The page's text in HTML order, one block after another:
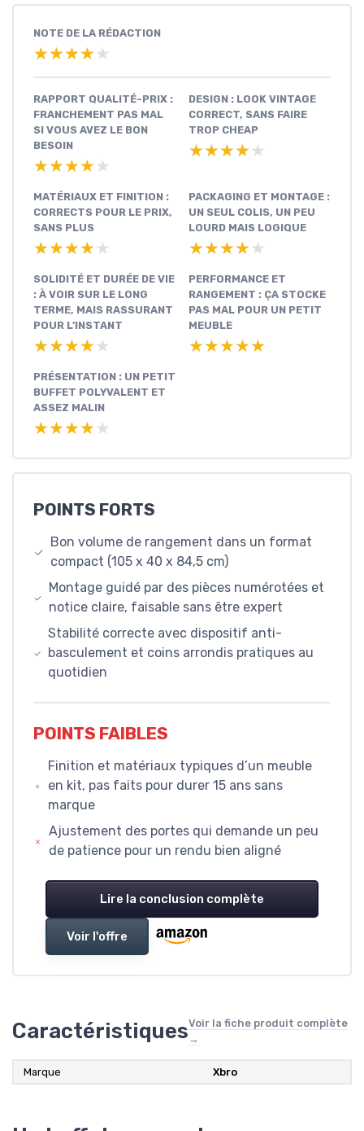
NOTE DE LA RÉDACTION
★★★★★
★★★★★
RAPPORT QUALITÉ-PRIX :
FRANCHEMENT PAS MAL
SI VOUS AVEZ LE BON
BESOIN
★★★★★
★★★★★
DESIGN : LOOK VINTAGE
CORRECT, SANS FAIRE
TROP CHEAP
★★★★★
★★★★★
MATÉRIAUX ET FINITION :
CORRECTS POUR LE PRIX,
SANS PLUS
★★★★★
★★★★★
PACKAGING ET MONTAGE :
UN SEUL COLIS, UN PEU
LOURD MAIS LOGIQUE
★★★★★
★★★★★
SOLIDITÉ ET DURÉE DE VIE
: À VOIR SUR LE LONG
TERME, MAIS RASSURANT
POUR L’INSTANT
★★★★★
★★★★★
PERFORMANCE ET
RANGEMENT : ÇA STOCKE
PAS MAL POUR UN PETIT
MEUBLE
★★★★★
★★★★★
PRÉSENTATION : UN PETIT
BUFFET POLYVALENT ET
ASSEZ MALIN
★★★★★
★★★★★
POINTS FORTS
Bon volume de rangement dans un format
compact (105 x 40 x 84,5 cm)
Montage guidé par des pièces numérotées et
notice claire, faisable sans être expert
Stabilité correcte avec dispositif anti-
basculement et coins arrondis pratiques au
quotidien
POINTS FAIBLES
Finition et matériaux typiques d’un meuble
en kit, pas faits pour durer 15 ans sans
marque
Ajustement des portes qui demande un peu
de patience pour un rendu bien aligné
Lire la conclusion complète
Voir l'offre
CaractéristiquesVoir la fiche produit complète
→
Marque Xbro